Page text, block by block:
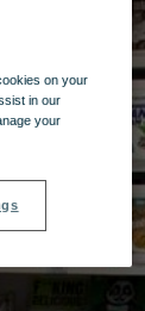
on your
in our
your